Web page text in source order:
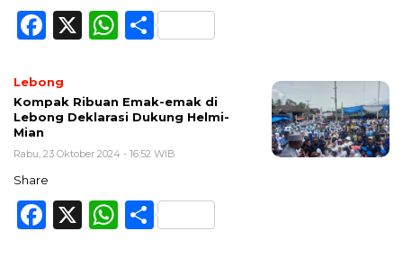
Facebook
X WhatsApp
Share
Lebong
Kompak Ribuan Emak-emak di
Lebong Deklarasi Dukung Helmi-
Mian
Rabu, 23 Oktober 2024 - 16:52 WIB
Share
Facebook
X WhatsApp
Share